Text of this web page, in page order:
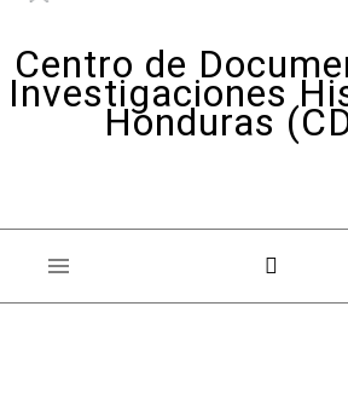
Centro de
Investigaciones
Honduras